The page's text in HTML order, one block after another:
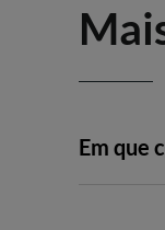
Em que